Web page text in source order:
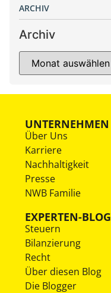
ARCHIV
Archiv
UNTERNEHMEN
Über Uns
Karriere
Nachhaltigkeit
Presse
NWB Familie
EXPERTEN-BLOG
Steuern
Bilanzierung
Recht
Über diesen Blog
Die Blogger